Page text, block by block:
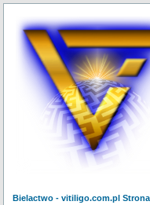
Bielactwo - vitiligo.com.pl Strona